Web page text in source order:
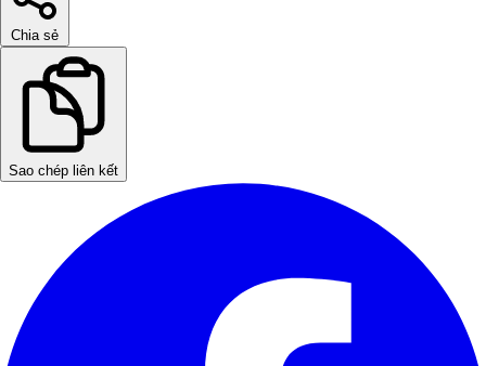
Chia sẻ
Sao chép liên kết